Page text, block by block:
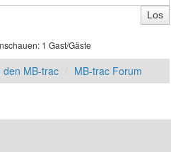
1 Gast/Gäste
den MB-trac MB-trac Forum